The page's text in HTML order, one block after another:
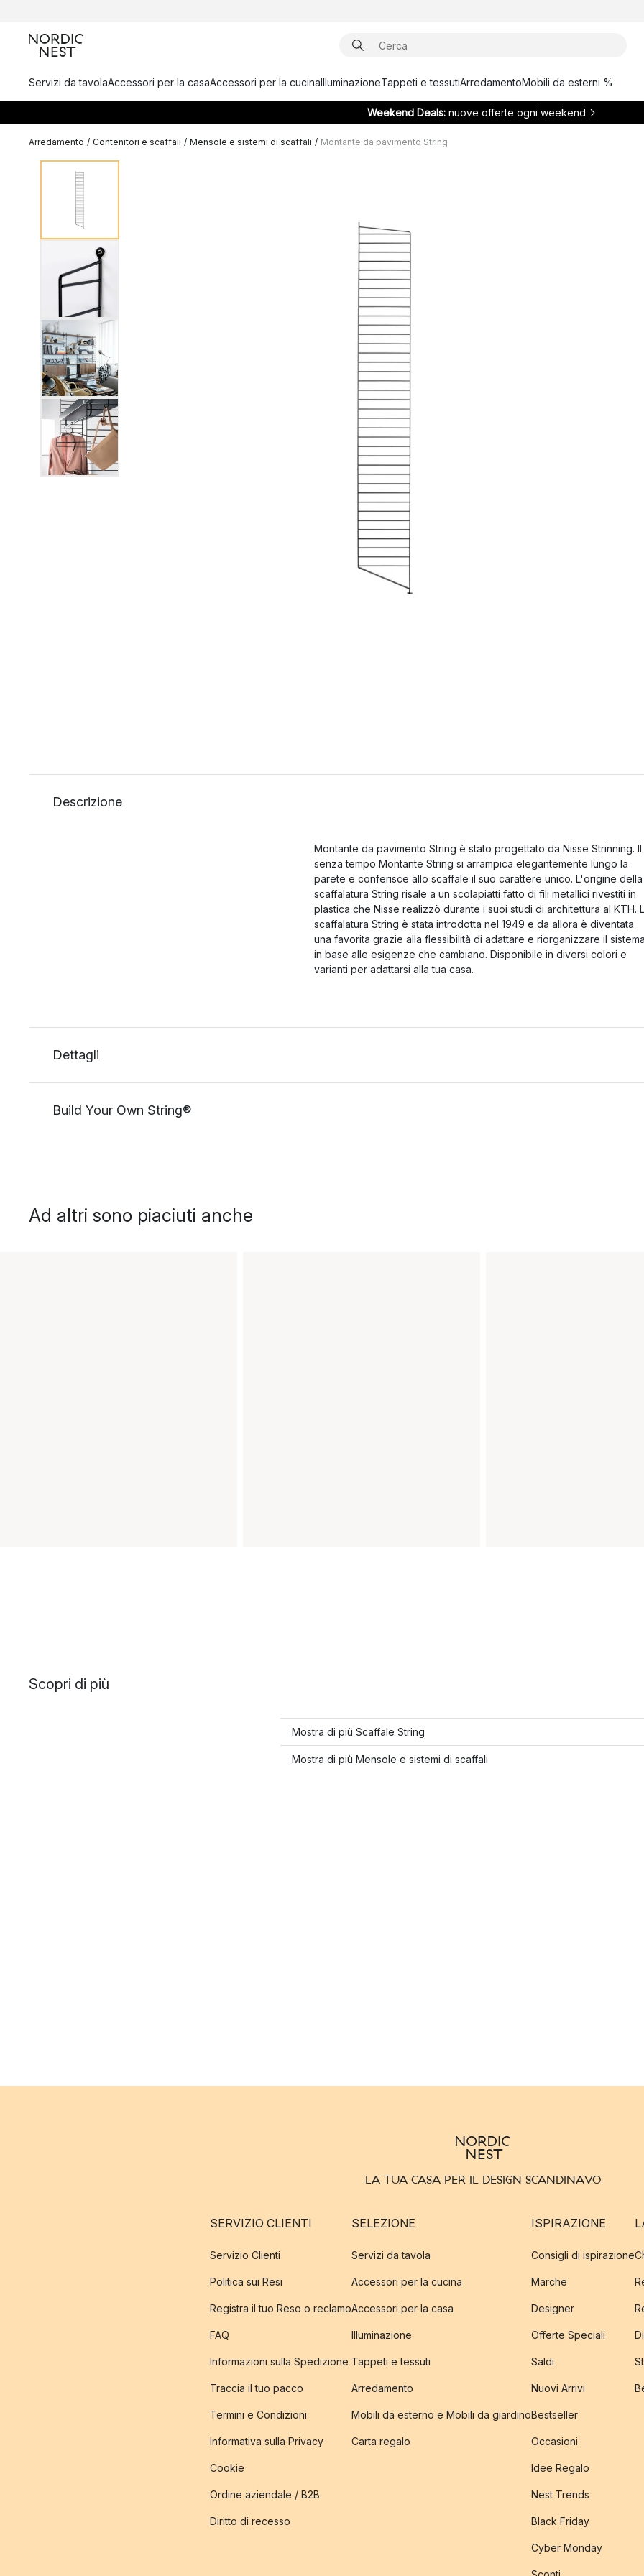
Servizi da tavolaAccessori per la casaAccessori per la cucinaIlluminazioneTappeti e tessutiArredamentoMobili da esterni %
Weekend Deals: nuove offerte ogni weekend
Arredamento / Contenitori e scaffali / Mensole e sistemi di scaffali / Montante da pavimento String
Descrizione
Montante da pavimento String è stato progettato da Nisse Strinning. Il
senza tempo Montante String si arrampica elegantemente lungo la
parete e conferisce allo scaffale il suo carattere unico. L'origine della
scaffalatura String risale a un scolapiatti fatto di fili metallici rivestiti in
plastica che Nisse realizzò durante i suoi studi di architettura al KTH.
scaffalatura String è stata introdotta nel 1949 e da allora è diventata
una favorita grazie alla flessibilità di adattare e riorganizzare il
in base alle esigenze che cambiano. Disponibile in diversi colori e
varianti per adattarsi alla tua casa.
Dettagli
Build Your Own String®
Ad altri sono piaciuti anche
Scopri di più
Mostra di più Scaffale String
Mostra di più Mensole e sistemi di scaffali
LA TUA CASA PER IL DESIGN SCANDINAVO
SERVIZIO CLIENTI
Servizio Clienti
Politica sui Resi
Registra il tuo Reso o reclamo
FAQ
Informazioni sulla Spedizione
Traccia il tuo pacco
Termini e Condizioni
Informativa sulla Privacy
Cookie
Ordine aziendale / B2B
Diritto di recesso
SELEZIONE
Servizi da tavola
Accessori per la cucina
Accessori per la casa
Illuminazione
Tappeti e tessuti
Arredamento
Mobili da esterno e Mobili da giardino
Carta regalo
ISPIRAZIONE
Consigli di ispirazione
Marche
Designer
Offerte Speciali
Saldi
Nuovi Arrivi
Bestseller
Occasioni
Idee Regalo
Nest Trends
Black Friday
Cyber Monday